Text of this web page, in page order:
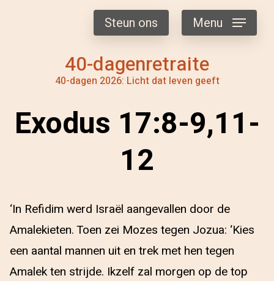
40-dagenretraite
40-dagen 2026: Licht dat leven geeft
Steun ons Menu
Exodus 17:8-9,11-
12
‘In Refidim werd Israël aangevallen door de
Amalekieten. Toen zei Mozes tegen Jozua: ‘Kies
een aantal mannen uit en trek met hen tegen
Amalek ten strijde. Ikzelf zal morgen op de top